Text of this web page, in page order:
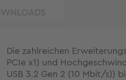
Die zahlreichen
PCIe x1) und
USB 3.2 Gen 2 (10 Mbit/s))